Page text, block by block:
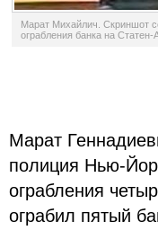
Марат Михайлич. Скриншот
ограбления банка на Статен-
Марат
полиция Нью-
ограбления
ограбил пятый